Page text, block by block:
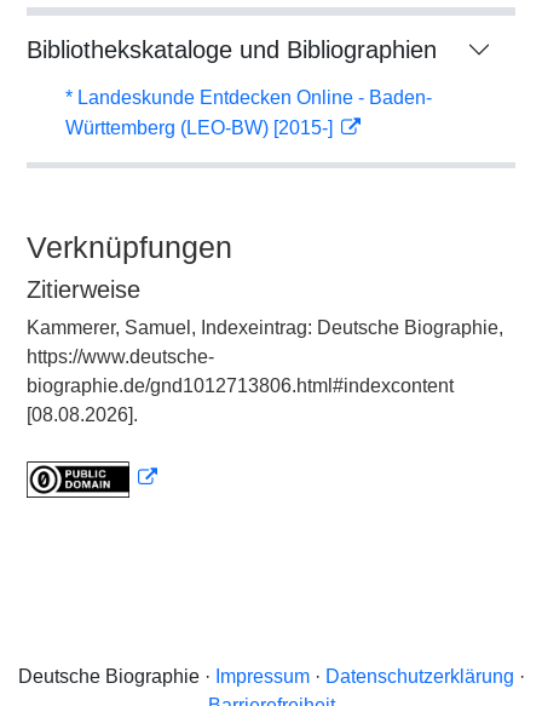
Bibliothekskataloge und Bibliographien
* Landeskunde Entdecken Online - Baden-
Württemberg (LEO-BW) [2015-]
Verknüpfungen
Zitierweise
Kammerer, Samuel, Indexeintrag: Deutsche Biographie,
https://www.deutsche-
biographie.de/gnd1012713806.html#indexcontent
[08.08.2026].
Deutsche Biographie · Impressum· Datenschutzerklärung ·